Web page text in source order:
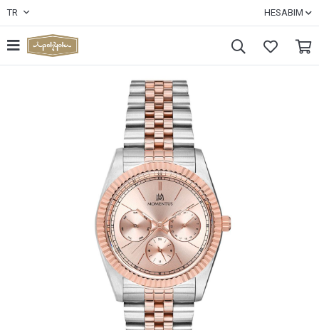
TR HESABIM